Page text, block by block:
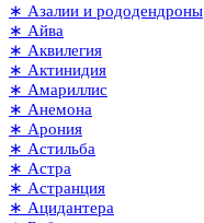
∗ Азалии и рододендроны
∗ Айва
∗ Аквилегия
∗ Актинидия
∗ Амариллис
∗ Анемона
∗ Арония
∗ Астильба
∗ Астра
∗ Астранция
∗ Ацидантера